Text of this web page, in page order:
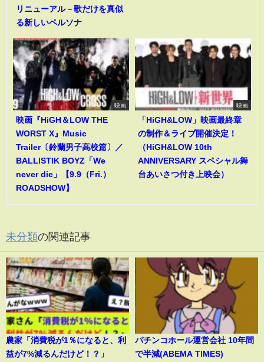
リニューアル－歌だけを真似
る新しいペルソナ
映画
映画『HiGH＆LOW THE
WORST X』Music
Trailer〔鈴蘭男子高校篇〕／
BALLISTIK BOYZ「We
never die」【9.9（Fri.）
ROADSHOW】
映画
「HiGH&LOW」映画最終章
の制作＆ライブ開催決定！
（HiGH&LOW 10th
ANNIVERSARY スペシャル舞
台あいさつ付き上映会）
未分類の関連記事
農家「消費税が1％になると、利
益が7%減るんだけど！？」
パチンコホール運営会社 10年間
で半減(ABEMA TIMES)